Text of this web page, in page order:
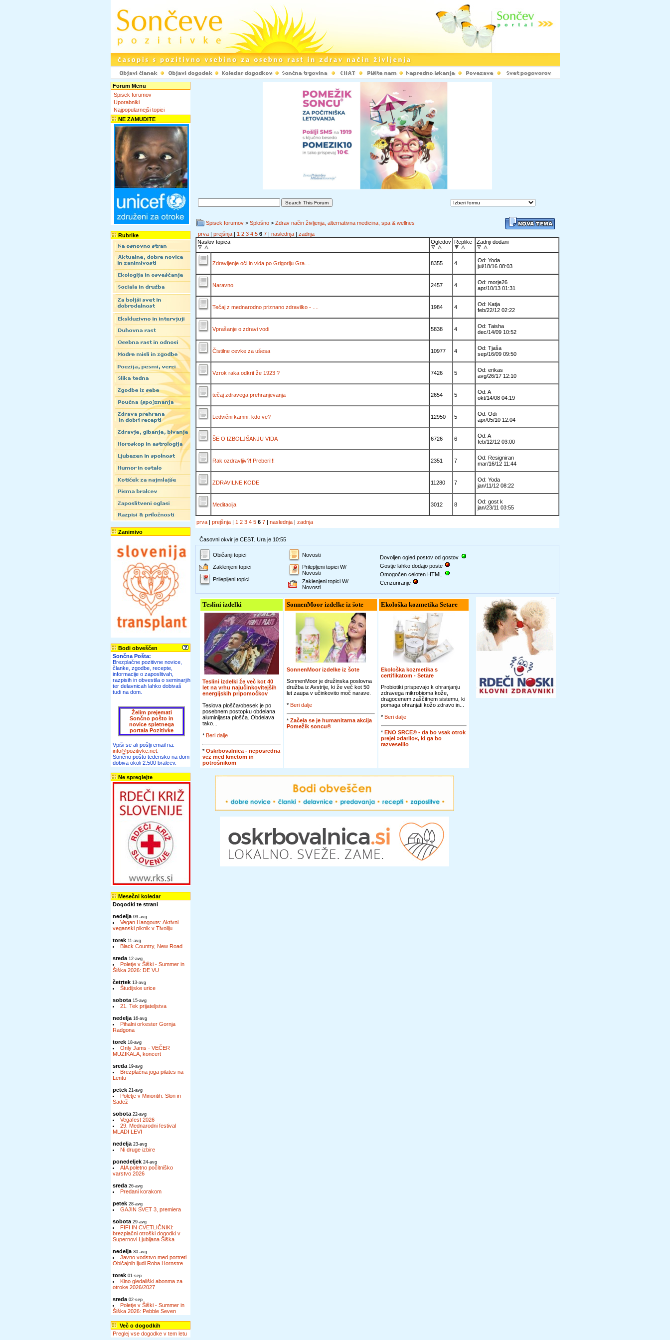
Forum Menu
Spisek forumov
Uporabniki
Najpopularnejši topici
NE ZAMUDITE
Rubrike
Zanimivo
Bodi obveščen
Sončna Pošta:
Brezplačne pozitivne novice,
članke, zgodbe, recepte,
informacije o zaposlitvah,
razpisih in obvestila o seminarjih
ter delavnicah lahko dobivaš
tudi na dom.
Želim prejemati
Sončno pošto in
novice spletnega
portala Pozitivke
Vpiši se ali pošlji email na:
info@pozitivke.net
Sončno pošto tedensko na dom
dobiva okoli 2.500 bralcev.
Ne spreglejte
Mesečni koledar
Dogodki te strani
nedelja 09-avg
Vegan Hangouts: Aktivni
veganski piknik v Tivoliju
torek 11-avg
Black Country, New Road
sreda 12-avg
Poletje v Šiški - Summer in
Šiška 2026: DE VU
četrtek 13-avg
Študijske urice
sobota 15-avg
21. Tek prijateljstva
nedelja 16-avg
Pihalni orkester Gornja
Radgona
torek 18-avg
Only Jams - VEČER
MUZIKALA, koncert
sreda 19-avg
Brezplačna joga pilates na
Lentu
petek 21-avg
Poletje v Minoritih: Slon in
Sadež
sobota 22-avg
Vegafest 2026
29. Mednarodni festival
MLADI LEVI
nedelja 23-avg
Ni druge izbire
ponedeljek 24-avg
AIA poletno počitniško
varstvo 2026
sreda 26-avg
Predani korakom
petek 28-avg
GAJIN SVET 3, premiera
sobota 29-avg
FIFI IN CVETLIČNIKI:
brezplačni otroški dogodki v
Supernovi Ljubljana Šiška
nedelja 30-avg
Javno vodstvo med portreti
Običajnih ljudi Roba Hornstre
torek 01-sep
Kino gledališki abonma za
otroke 2026/2027
sreda 02-sep
Poletje v Šiški - Summer in
Šiška 2026: Pebble Seven
Več o dogodkih
Preglej vse dogodke v tem letu
Spisek forumov > Splošno > Zdrav način življenja, alternativna medicina, spa & wellnes
prva | prejšnja | 1 2 3 4 5 6 7 | naslednja | zadnja
Naslov topica
Ogledov Replike Zadnji dodani
Zdravljenje oči in vida po Grigoriju Gra.... 8355 4
Od: Yoda
jul/18/16 08:03
Naravno 2457 4
Od: morje26
apr/10/13 01:31
Tečaj z mednarodno priznano zdravilko - .... 1984 4
Od: Katja
feb/22/12 02:22
Vprašanje o zdravi vodi 5838 4
Od: Taisha
dec/14/09 10:52
Čistilne cevke za ušesa 10977 4
Od: Tjaša
sep/16/09 09:50
Vzrok raka odkrit že 1923 ? 7426 5
Od: erikas
avg/26/17 12:10
tečaj zdravega prehranjevanja 2654 5
Od: A
okt/14/08 04:19
Ledvični kamni, kdo ve? 12950 5
Od: Odi
apr/05/10 12:04
ŠE O IZBOLJŠANJU VIDA 6726 6
Od: A
feb/12/12 03:00
Rak ozdravljiv?! Preberi!!! 2351 7
Od: Resigniran
mar/16/12 11:44
ZDRAVILNE KODE 11280 7
Od: Yoda
jan/11/12 08:22
Meditacija 3012 8
Od: gost k
jan/23/11 03:55
prva | prejšnja | 1 2 3 4 5 6 7 | naslednja | zadnja
Časovni okvir je CEST. Ura je 10:55
Običanji topici
Zaklenjeni topici
Prilepljeni topici
Novosti
Prilepljeni topici W/
Novosti
Zaklenjeni topici W/
Novosti
Dovoljen ogled postov od gostov
Gostje lahko dodajo poste
Omogočen celoten HTML
Cenzuriranje
Teslini izdelki
Teslini izdelki že več kot 40
let na vrhu najučinkovitejših
energijskih pripomočkov
Teslova plošča/obesek je po
posebnem postopku obdelana
aluminijasta plošča. Obdelava
tako...
* Beri dalje
* Oskrbovalnica - neposredna
vez med kmetom in
potrošnikom
SonnenMoor izdelke iz šote
SonnenMoor izdelke iz šote
SonnenMoor je družinska poslovna
družba iz Avstrije, ki že več kot 50
let zaupa v učinkovito moč narave.
* Beri dalje
* Začela se je humanitarna akcija
Pomežik soncu®
Ekološka kozmetika Setare
Ekološka kozmetika s
certifikatom - Setare
Probiotiki prispevajo k ohranjanju
zdravega mikrobioma kože,
dragocenem zaščitnem sistemu, ki
pomaga ohranjati kožo zdravo in...
* Beri dalje
* ENO SRCE® - da bo vsak otrok
prejel »darilo«, ki ga bo
razveselilo